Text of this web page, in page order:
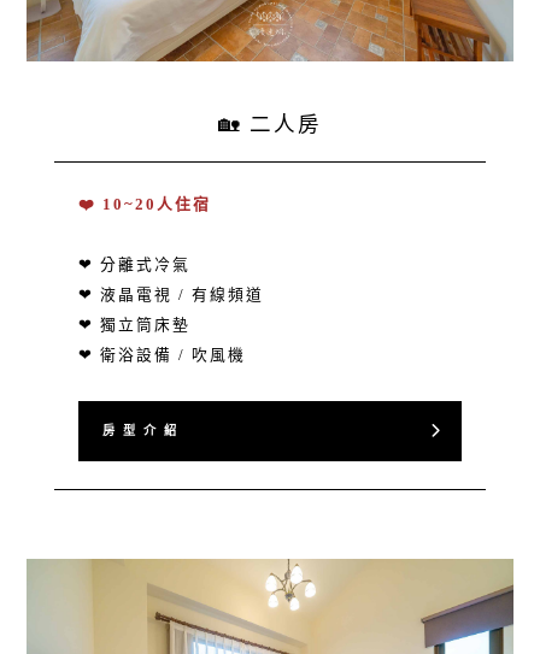
🏡 二人房
❤️ 10~20人住宿
❤ 分離式冷氣
❤ 液晶電視 / 有線頻道
❤ 獨立筒床墊
❤ 衛浴設備 / 吹風機
房 型 介 紹